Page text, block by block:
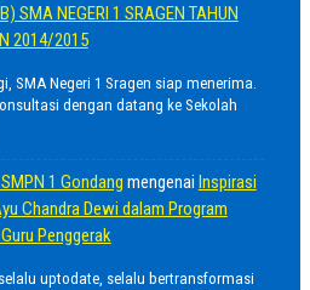
SMA NEGERI 1 SRAGEN TAHUN
2014/2015
SMA Negeri 1 Sragen siap menerima.
dengan datang ke Sekolah
1 Gondang mengenai Inspirasi
Chandra Dewi dalam Program
Penggerak
uptodate, selalu bertransformasi